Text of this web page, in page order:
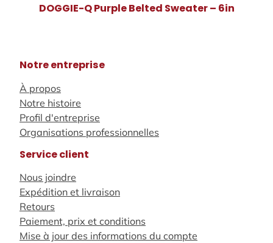
DOGGIE-Q Purple Belted Sweater – 6in
Notre entreprise
À propos
Notre histoire
Profil d'entreprise
Organisations professionnelles
Service client
Nous joindre
Expédition et livraison
Retours
Paiement, prix et conditions
Mise à jour des informations du compte